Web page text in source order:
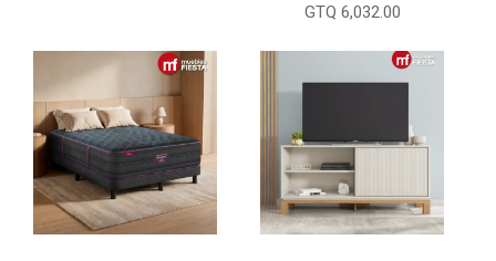
GTQ 6,032.00